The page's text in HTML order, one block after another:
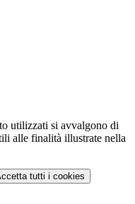
utilizzati si avvalgono di
alle finalità illustrate nella
tutti i cookies